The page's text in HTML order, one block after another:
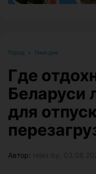
Город • Тема дня
Где
Беларуси
для
Автор: